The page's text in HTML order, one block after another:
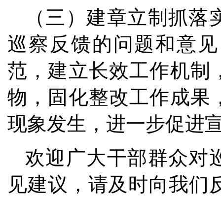
（三）建章立制抓
巡察反馈的问题和意
范，建立长效工作机制
物，固化整改工作成果
现象发生，进一步促进
欢迎广大干部群众对
见建议，请及时向我们